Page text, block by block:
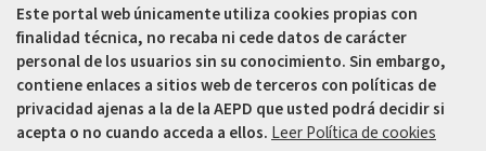
Capitulares, 1. 14002
Córdoba - España
957 49 99 00
957 47 80 50
Este portal web únicamente utiliza cookies propias con
finalidad técnica, no recaba ni cede datos de carácter
personal de los usuarios sin su conocimiento. Sin embargo,
contiene enlaces a sitios web de terceros con políticas de
privacidad ajenas a la de la AEPD que usted podrá decidir si
acepta o no cuando acceda a ellos. Leer Política de cookies